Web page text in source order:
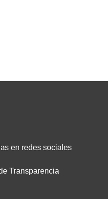
en redes sociales
Transparencia